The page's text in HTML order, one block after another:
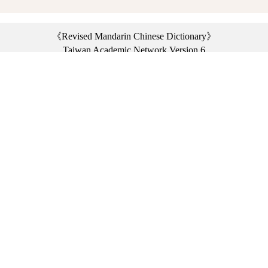
《Revised Mandarin Chinese Dictionary》
Taiwan Academic Network Version 6